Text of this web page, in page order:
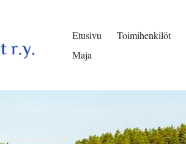
Etusivu Toimihenkilöt
Maja